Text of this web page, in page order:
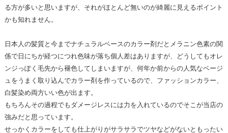
る方が多いと思いますが、それがほとんど無いのが綺麗に見えるポイント
かも知れません。
日本人の髪質と今までナチュラルベースのカラー剤だとメラニン色素の関
係で日にちが経つにつれ色味が落ち個人差はありますが、どうしてもオレ
ンジっぽく毛先から褪色してしまいますが、何年か前からの人気なベージ
ュをうまく取り込んでカラー剤を作っているので、ファッションカラー、
白髪染め両方いい色が出ます。
もちろんその過程でもダメージレスには力を入れているのでそこが当店の
強みだと思っています。
せっかくカラーをしても仕上がりがサラサラでツヤなどがないともったい